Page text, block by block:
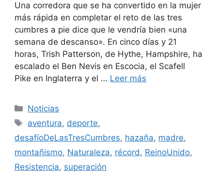
Una corredora que se ha convertido en la mujer
más rápida en completar el reto de las tres
cumbres a pie dice que le vendría bien «una
semana de descanso». En cinco días y 21
horas, Trish Patterson, de Hythe, Hampshire, ha
escalado el Ben Nevis en Escocia, el Scafell
Pike en Inglaterra y el … Leer más
Categorías
Noticias
Etiquetas
aventura, deporte,
desafíoDeLasTresCumbres, hazaña, madre,
montañismo, Naturaleza, récord, ReinoUnido,
Resistencia, superación